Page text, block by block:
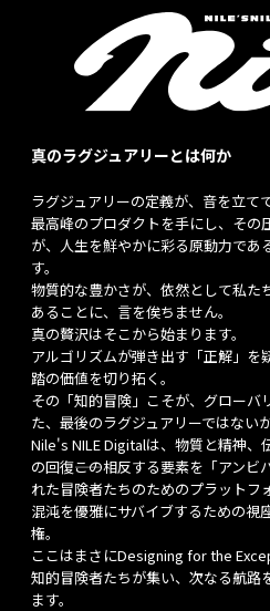
真のラグジュアリーとは何か
ラグジュアリーの定義が、音を立て
最高峰のプロダクトを手にし、その
が、人生を鮮やかに彩る原動力であ
す。
物質的な豊かさが、依然として私た
あることに、言を俟ちません。
真の贅沢はそこから始まります。
アルゴリズムが弾き出す「正解」を
踏の価値を切り拓く。
その「知的冒険」こそが、グローバ
た、最後のラグジュアリーではない
Nile's NILE Digitalは、物質と精神、
の回復――この相反する要素を「アン
れた冒険者たちのためのプラットフ
混沌を優雅にサバイブするための視
権。
ここはまさにDesigning for the
知的冒険者たちが集い、次なる航路
ます。